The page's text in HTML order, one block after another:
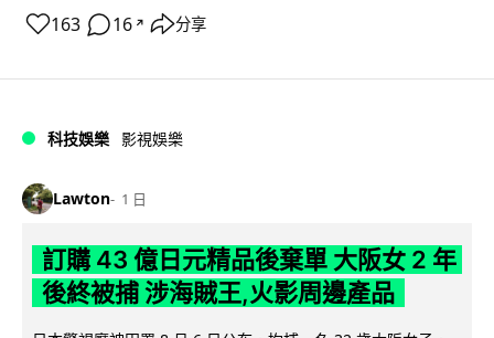
163 16 ↗ 分享
科技娛樂 影視娛樂
Lawton 1 日
訂購 43 億日元精品後棄單 大阪女 2 年
後終被捕 涉海賊王,火影周邊產品